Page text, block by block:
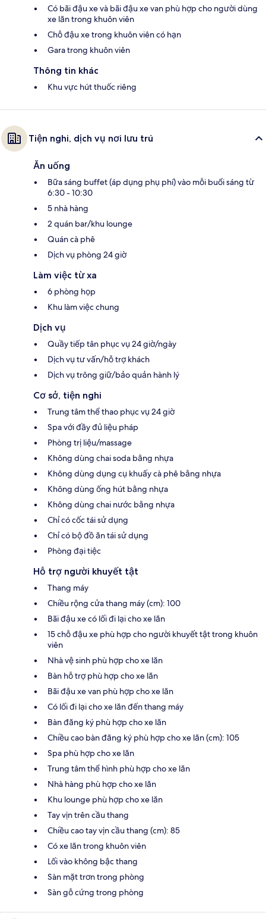
Có bãi đậu xe và bãi đậu xe van phù hợp cho người dùng
xe lăn trong khuôn viên
Chỗ đậu xe trong khuôn viên có hạn
Gara trong khuôn viên
Thông tin khác
Khu vực hút thuốc riêng
Tiện nghi, dịch vụ nơi lưu trú
Ăn uống
Bữa sáng buffet (áp dụng phụ phí) vào mỗi buổi sáng từ
6:30 - 10:30
5 nhà hàng
2 quán bar/khu lounge
Quán cà phê
Dịch vụ phòng 24 giờ
Làm việc từ xa
6 phòng họp
Khu làm việc chung
Dịch vụ
Quầy tiếp tân phục vụ 24 giờ/ngày
Dịch vụ tư vấn/hỗ trợ khách
Dịch vụ trông giữ/bảo quản hành lý
Cơ sở, tiện nghi
Trung tâm thể thao phục vụ 24 giờ
Spa với đầy đủ liệu pháp
Phòng trị liệu/massage
Không dùng chai soda bằng nhựa
Không dùng dụng cụ khuấy cà phê bằng nhựa
Không dùng ống hút bằng nhựa
Không dùng chai nước bằng nhựa
Chỉ có cốc tái sử dụng
Chỉ có bộ đồ ăn tái sử dụng
Phòng đại tiệc
Hỗ trợ người khuyết tật
Thang máy
Chiều rộng cửa thang máy (cm): 100
Bãi đậu xe có lối đi lại cho xe lăn
15 chỗ đậu xe phù hợp cho người khuyết tật trong khuôn
viên
Nhà vệ sinh phù hợp cho xe lăn
Bàn hỗ trợ phù hợp cho xe lăn
Bãi đậu xe van phù hợp cho xe lăn
Có lối đi lại cho xe lăn đến thang máy
Bàn đăng ký phù hợp cho xe lăn
Chiều cao bàn đăng ký phù hợp cho xe lăn (cm): 105
Spa phù hợp cho xe lăn
Trung tâm thể hình phù hợp cho xe lăn
Nhà hàng phù hợp cho xe lăn
Khu lounge phù hợp cho xe lăn
Tay vịn trên cầu thang
Chiều cao tay vịn cầu thang (cm): 85
Có xe lăn trong khuôn viên
Lối vào không bậc thang
Sàn mặt trơn trong phòng
Sàn gỗ cứng trong phòng